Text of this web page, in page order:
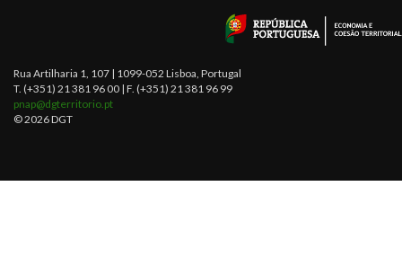
Rua Artilharia 1, 107 | 1099-052 Lisboa, Portugal
T. (+351) 21 381 96 00 | F. (+351) 21 381 96 99
pnap@dgterritorio.pt
© 2026 DGT